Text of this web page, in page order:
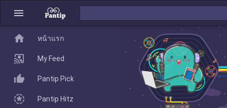
menu
home
home หน้าแรก
My Feed
Pantip Pick
Pantip Hitz